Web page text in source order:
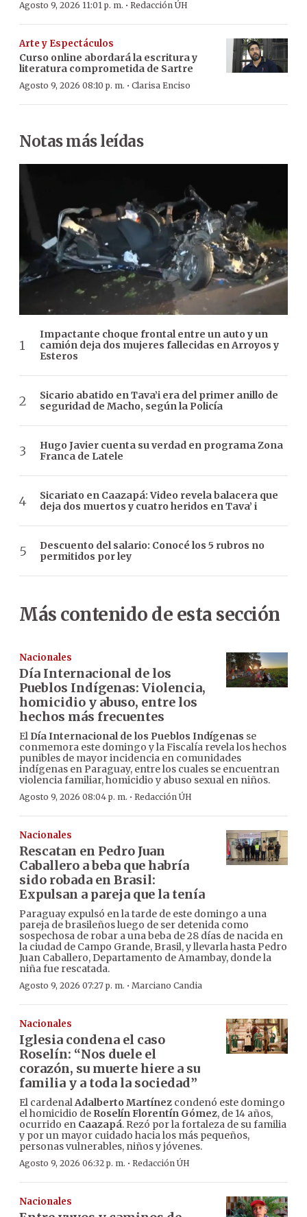
Agosto 9, 2026 11:01 p. m. · Redacción ÚH
Arte y Espectáculos
Curso online abordará la escritura y
literatura comprometida de Sartre
Agosto 9, 2026 08:10 p. m. · Clarisa Enciso
Notas más leídas
Impactante choque frontal entre un auto y un
camión deja dos mujeres fallecidas en Arroyos y
Esteros
Sicario abatido en Tava’i era del primer anillo de
seguridad de Macho, según la Policía
Hugo Javier cuenta su verdad en programa Zona
Franca de Latele
Sicariato en Caazapá: Video revela balacera que
deja dos muertos y cuatro heridos en Tava’ i
Descuento del salario: Conocé los 5 rubros no
permitidos por ley
Más contenido de esta sección
Nacionales
Día Internacional de los
Pueblos Indígenas: Violencia,
homicidio y abuso, entre los
hechos más frecuentes
El Día Internacional de los Pueblos Indígenas se
conmemora este domingo y la Fiscalía revela los hechos
punibles de mayor incidencia en comunidades
indígenas en Paraguay, entre los cuales se encuentran
violencia familiar, homicidio y abuso sexual en niños.
Agosto 9, 2026 08:04 p. m. · Redacción ÚH
Nacionales
Rescatan en Pedro Juan
Caballero a beba que habría
sido robada en Brasil:
Expulsan a pareja que la tenía
Paraguay expulsó en la tarde de este domingo a una
pareja de brasileños luego de ser detenida como
sospechosa de robar a una beba de 28 días de nacida en
la ciudad de Campo Grande, Brasil, y llevarla hasta Pedro
Juan Caballero, Departamento de Amambay, donde la
niña fue rescatada.
Agosto 9, 2026 07:27 p. m. · Marciano Candia
Nacionales
Iglesia condena el caso
Roselín: “Nos duele el
corazón, su muerte hiere a su
familia y a toda la sociedad”
El cardenalAdalberto Martínez condenó este domingo
el homicidio de Roselín Florentín Gómez, de 14 años,
ocurrido en Caazapá. Rezó por la fortaleza de su familia
y por un mayor cuidado hacia los más pequeños,
personas vulnerables, niños y jóvenes.
Agosto 9, 2026 06:32 p. m. · Redacción ÚH
Nacionales